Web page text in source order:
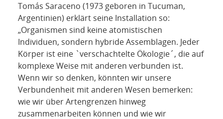
Tomás Saraceno (1973 geboren in Tucuman,
Argentinien) erklärt seine Installation so:
„Organismen sind keine atomistischen
Individuen, sondern hybride Assemblagen. Jeder
Körper ist eine `verschachtelte Ökologie´, die auf
komplexe Weise mit anderen verbunden ist.
Wenn wir so denken, könnten wir unsere
Verbundenheit mit anderen Wesen bemerken:
wie wir über Artengrenzen hinweg
zusammenarbeiten können und wie wir